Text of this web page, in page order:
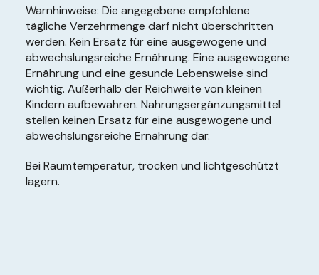
Warnhinweise: Die angegebene empfohlene
tägliche Verzehrmenge darf nicht überschritten
werden. Kein Ersatz für eine ausgewogene und
abwechslungsreiche Ernährung. Eine ausgewogene
Ernährung und eine gesunde Lebensweise sind
wichtig. Außerhalb der Reichweite von kleinen
Kindern aufbewahren. Nahrungsergänzungsmittel
stellen keinen Ersatz für eine ausgewogene und
abwechslungsreiche Ernährung dar.
Bei Raumtemperatur, trocken und lichtgeschützt
lagern.